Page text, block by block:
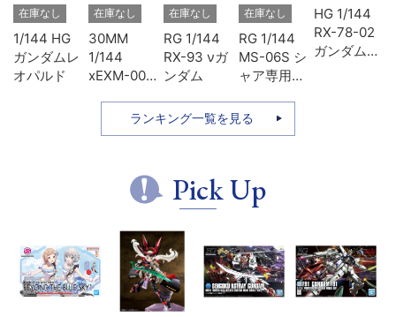
在庫なし
1/144 HG
ガンダムレ
オパルド
在庫なし
30MM
1/144
xEXM-000
在庫なし
RG 1/144
RX-93 νガ
ンダム
在庫なし
RG 1/144
MS-06S シ
ャア専用ザ
HG 1/144
RX-78-02
ガンダム
ランキング一覧を見る
Pick Up